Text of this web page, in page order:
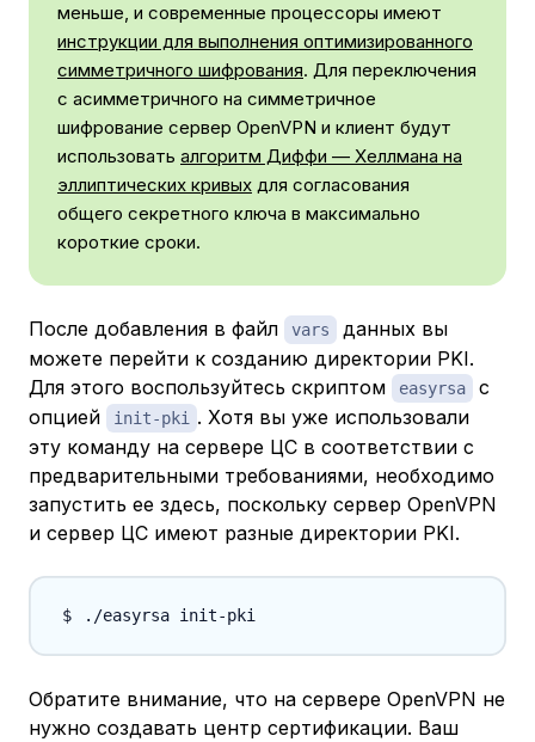
меньше, и современные процессоры имеют
инструкции для выполнения оптимизированного
симметричного шифрования. Для переключения
с асимметричного на симметричное
шифрование сервер OpenVPN и клиент будут
использовать алгоритм Диффи — Хеллмана на
эллиптических кривых для согласования
общего секретного ключа в максимально
короткие сроки.
После добавления в файл vars
данных вы
можете перейти к созданию директории PKI.
Для этого воспользуйтесь скриптом
easyrsa
с
опцией
init-pki . Хотя вы уже использовали
эту команду на сервере ЦС в соответствии с
предварительными требованиями, необходимо
запустить ее здесь, поскольку сервер OpenVPN
и сервер ЦС имеют разные директории PKI.
Обратите внимание, что на сервере OpenVPN не
нужно создавать центр сертификации. Ваш